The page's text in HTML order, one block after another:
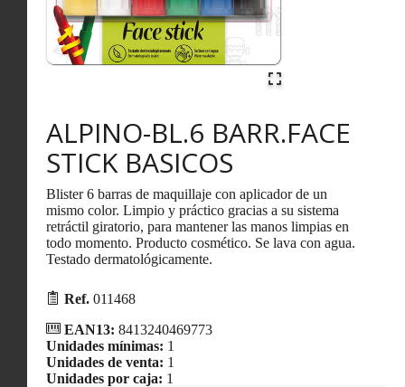
ALPINO-BL.6 BARR.FACE
STICK BASICOS
Blister 6 barras de maquillaje con aplicador de un
mismo color. Limpio y práctico gracias a su sistema
retráctil giratorio, para mantener las manos limpias en
todo momento. Producto cosmético. Se lava con agua.
Testado dermatológicamente.
Ref. 011468
EAN13: 8413240469773
Unidades mínimas: 1
Unidades de venta: 1
Unidades por caja: 1